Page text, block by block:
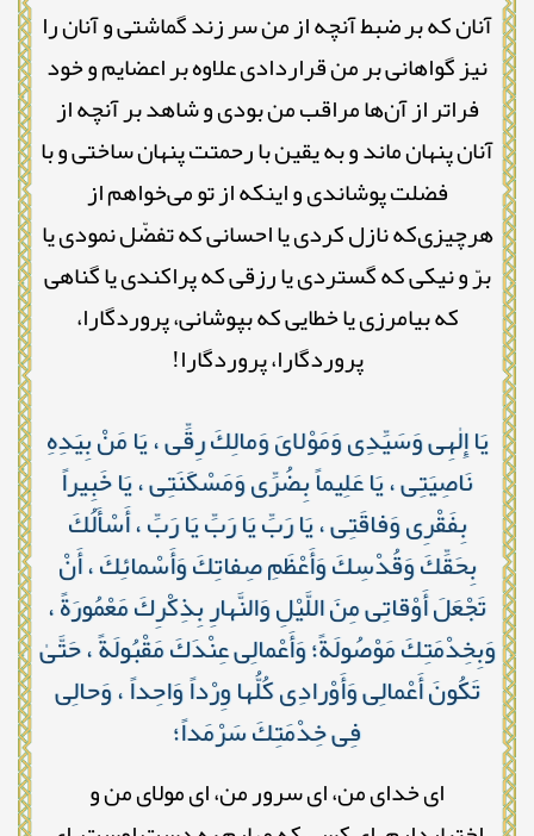
آنان که بر ضبط آنچه از من سر زند گماشتی و آنان را
نیز گواهانی بر من قراردادی علاوه بر اعضایم و خود
فراتر از آن‌ها مراقب من بودی و شاهد بر آنچه از
آنان پنهان ماند و به یقین با رحمتت پنهان ساختی و با
فضلت پوشاندی و اینکه از تو می‌خواهم از
هرچیزی‌که نازل کردی یا احسانی که تفضّل نمودی یا
برّ و نیکی که گستردی یا رزقی که پراکندی یا گناهی
که بیامرزی یا خطایی که بپوشانی، پروردگارا،
پروردگارا، پروردگارا!
يَا إِلٰهِى وَسَيِّدِى وَمَوْلاىَ وَمالِكَ رِقِّى ، يَا مَنْ بِيَدِهِ
نَاصِيَتِى ، يَا عَلِيماً بِضُرِّى وَمَسْكَنَتِى ، يَا خَبِيراً
بِفَقْرِى وَفاقَتِى ، يَا رَبِّ يَا رَبِّ يَا رَبِّ ، أَسْأَلُكَ
بِحَقِّكَ وَقُدْسِكَ وَأَعْظَمِ صِفاتِكَ وَأَسْمائِكَ ، أَنْ
تَجْعَلَ أَوْقاتِى مِنَ اللَّيْلِ وَالنَّهارِ بِذِكْرِكَ مَعْمُورَةً ،
وَبِخِدْمَتِكَ مَوْصُولَةً؛ وَأَعْمالِى عِنْدَكَ مَقْبُولَةً ، حَتَّىٰ
تَكُونَ أَعْمالِى وَأَوْرادِى كُلُّها وِرْداً وَاحِداً ، وَحالِى
فِى خِدْمَتِكَ سَرْمَداً؛
ای خدای من، ای سرور من، ای مولای من و